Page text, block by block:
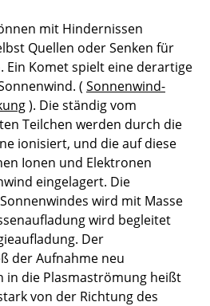
Wechselwirkung
von Mars und Venus
von
Systeme
mit Hindernissen
Quellen oder Senken für
Ein Komet spielt eine derartige
( Sonnenwind-
). Die ständig vom
Teilchen werden durch die
ionisiert, und die auf diese
Ionen und Elektronen
eingelagert. Die
wird mit Masse
wird begleitet
Der
der Aufnahme neu
in die Plasmaströmung heißt
von der Richtung des